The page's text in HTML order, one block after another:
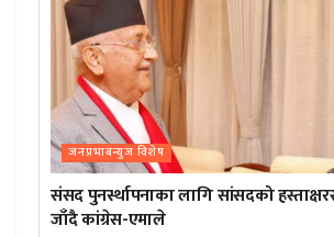
जनप्रभाबन्युज विशेष
संसद पुनर्स्थापनाका लागि सांसदको
जाँदै कांग्रेस-एमाले